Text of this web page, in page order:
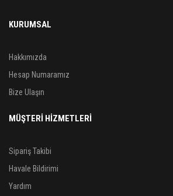
KURUMSAL
Hakkımızda
Hesap Numaramız
Bize Ulaşın
MÜŞTERİ HİZMETLERİ
Sipariş Takibi
Havale Bildirimi
Yardım